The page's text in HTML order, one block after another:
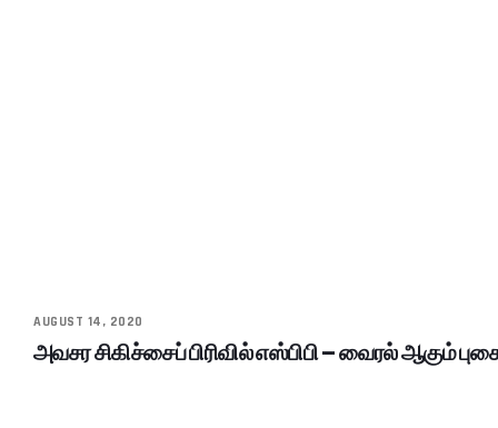
AUGUST 14, 2020
அவசர சிகிச்சைப் பிரிவில் எஸ்பிபி – வைரல் ஆகும்